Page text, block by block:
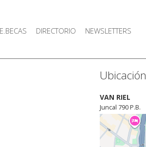
DIRECTORIO NEWSLETTERS
Ubicación
VAN RIEL
Juncal 790 P.B.